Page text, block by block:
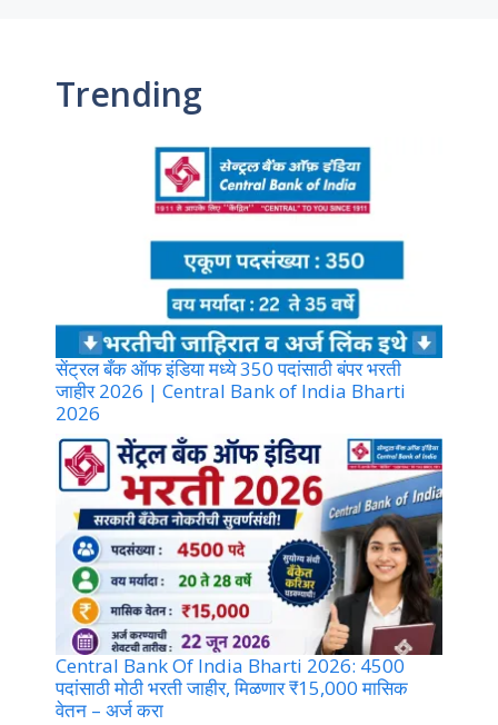
Trending
सेंट्रल बँक ऑफ इंडिया मध्ये 350 पदांसाठी बंपर भरती
जाहीर 2026 | Central Bank of India Bharti
2026
Central Bank Of India Bharti 2026: 4500
पदांसाठी मोठी भरती जाहीर, मिळणार ₹15,000 मासिक
वेतन – अर्ज करा